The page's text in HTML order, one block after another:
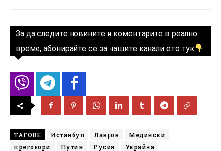
За да следите новините и коментарите в реално
време, абонирайте се за нашите канали ето тук
ТАГОВЕ Истанбул Лавров
Медински
преговори
Путин Русия Украйна